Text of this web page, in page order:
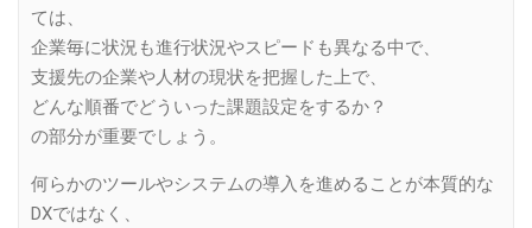
ては、
企業毎に状況も進行状況やスピードも異なる中で、
支援先の企業や人材の現状を把握した上で、
どんな順番でどういった課題設定をするか？
の部分が重要でしょう。
何らかのツールやシステムの導入を進めることが本質的な
DXではなく、